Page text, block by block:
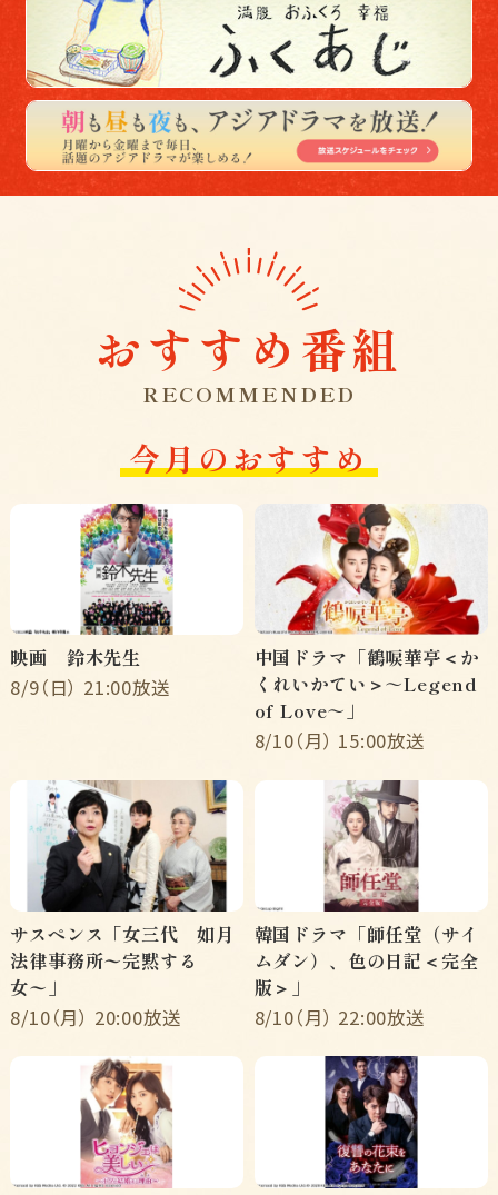
おすすめ番組
RECOMMENDED
今月のおすすめ
映画 鈴木先生
8/9（日） 21:00放送
中国ドラマ「鶴唳華亭＜か
くれいかてい＞～Legend
of Love～」
8/10（月） 15:00放送
サスペンス「女三代 如月
法律事務所〜完黙する
女〜」
8/10（月） 20:00放送
韓国ドラマ「師任堂（サイ
ムダン）、色の日記＜完全
版＞」
8/10（月） 22:00放送